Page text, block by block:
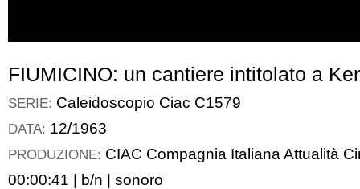
FIUMICINO: un cantiere intitolato a
SERIE: Caleidoscopio Ciac C1579
DATA: 12/1963
PRODUZIONE: CIAC Compagnia Italiana Attualità
00:00:41
b/n sonoro